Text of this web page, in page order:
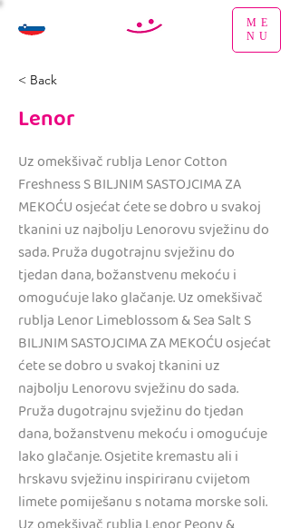
ME
NU
< Back
Lenor
Uz omekšivač rublja Lenor Cotton
Freshness S BILJNIM SASTOJCIMA ZA
MEKOĆU osjećat ćete se dobro u svakoj
tkanini uz najbolju Lenorovu svježinu do
sada. Pruža dugotrajnu svježinu do
tjedan dana, božanstvenu mekoću i
omogućuje lako glačanje. Uz omekšivač
rublja Lenor Limeblossom & Sea Salt S
BILJNIM SASTOJCIMA ZA MEKOĆU osjećat
ćete se dobro u svakoj tkanini uz
najbolju Lenorovu svježinu do sada.
Pruža dugotrajnu svježinu do tjedan
dana, božanstvenu mekoću i omogućuje
lako glačanje. Osjetite kremastu ali i
hrskavu svježinu inspiriranu cvijetom
limete pomiješanu s notama morske soli.